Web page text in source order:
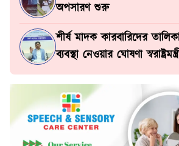
অপসারণ শুরু
শীর্ষ মাদক কারবারিদের
ব্যবস্থা নেওয়ার ঘোষণা